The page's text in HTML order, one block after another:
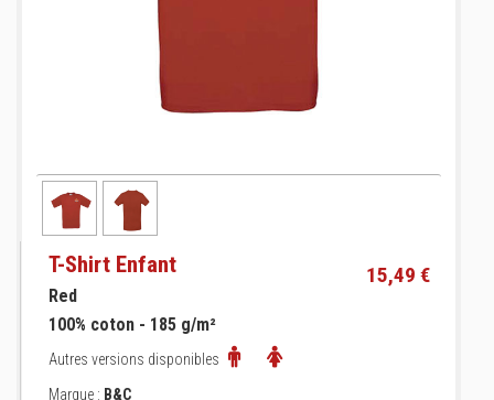
T-Shirt Enfant 15,49 €
Red
100% coton - 185 g/m²
Autres versions disponibles
Marque : B&C